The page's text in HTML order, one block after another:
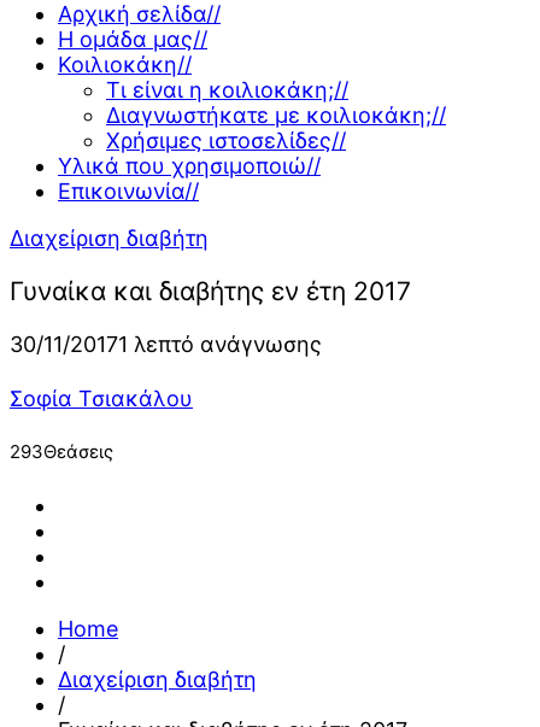
Αρχική σελίδα//
Η ομάδα μας//
Κοιλιοκάκη//
Τι είναι η κοιλιοκάκη;//
Διαγνωστήκατε με κοιλιοκάκη;//
Χρήσιμες ιστοσελίδες//
Υλικά που χρησιμοποιώ//
Επικοινωνία//
Διαχείριση διαβήτη
Γυναίκα και διαβήτης εν έτη 2017
30/11/20171 λεπτό ανάγνωσης
Σοφία Τσιακάλου
293Θεάσεις
Home
/
Διαχείριση διαβήτη
/